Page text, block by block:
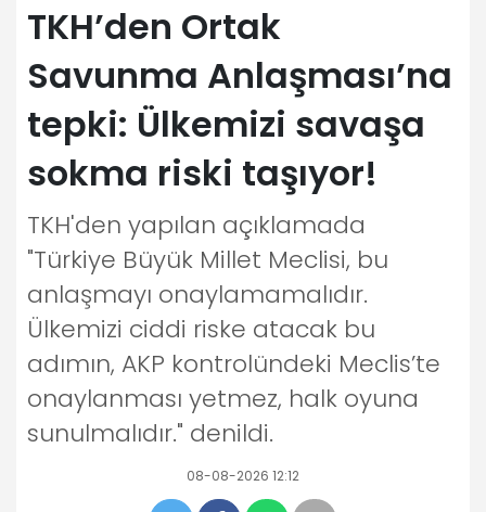
TKH’den Ortak
Savunma Anlaşması’na
tepki: Ülkemizi savaşa
sokma riski taşıyor!
TKH'den yapılan açıklamada
"Türkiye Büyük Millet Meclisi, bu
anlaşmayı onaylamamalıdır.
Ülkemizi ciddi riske atacak bu
adımın, AKP kontrolündeki Meclis’te
onaylanması yetmez, halk oyuna
sunulmalıdır." denildi.
08-08-2026 12:12